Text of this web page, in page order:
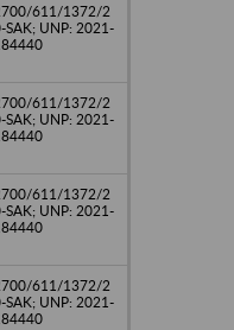
611/1372/2
SAK; UNP: 2021-
611/1372/2
SAK; UNP: 2021-
611/1372/2
SAK; UNP: 2021-
611/1372/2
SAK; UNP: 2021-